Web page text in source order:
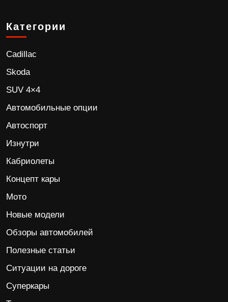
Категории
Cadillac
Skoda
SUV 4×4
Автомобильные опции
Автоспорт
Изнутри
Кабриолеты
Концепт кары
Мото
Новые модели
Обзоры автомобилей
Полезные статьи
Ситуации на дороге
Суперкары